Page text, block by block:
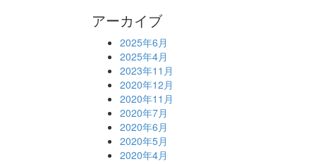
アーカイブ
2025年6月
2025年4月
2023年11月
2020年12月
2020年11月
2020年7月
2020年6月
2020年5月
2020年4月